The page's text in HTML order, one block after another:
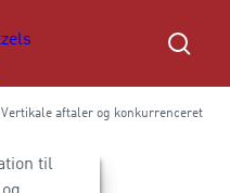
Vertikale aftaler og konkurrenceret